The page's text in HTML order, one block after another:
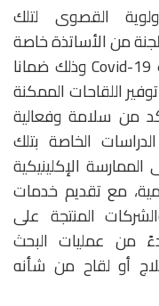
القصوى لتلك
من الأساتذة خاصة
بتقييم البروتوكولات الخاصة بلقاحات Covid-19 وذلك ضمانا
اللقاحات الممكنة
من سلامة وفعالية
الخاصة بتلك
الإكلينيكية
مع تقديم خدمات
المنتجة على
من عمليات البحث
أو لقاح من شأنه